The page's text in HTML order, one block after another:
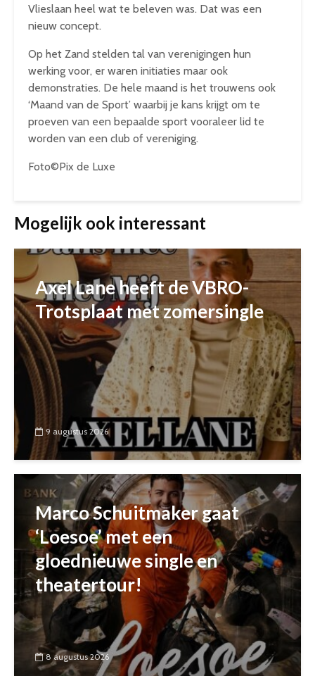
Vlieslaan heel wat te beleven was. Dat was een
nieuw concept.
Op het Zand stelden tal van verenigingen hun
werking voor, er waren initiaties maar ook
demonstraties. De hele maand is het trouwens ook
‘Maand van de Sport’ waarbij je kans krijgt om te
proeven van een bepaalde sport vooraleer lid te
worden van een club of vereniging.
Foto©Pix de Luxe
Mogelijk ook interessant
Axel Lane heeft de VBRO-
Trotsplaat met zomersingle
9 augustus 2026
Marco Schuitmaker gaat
‘Loesoe’ met een
gloednieuwe single en
theatertour!
8 augustus 2026